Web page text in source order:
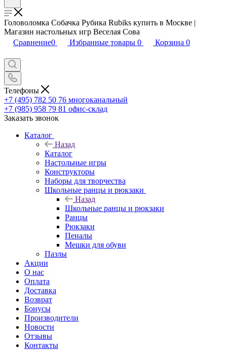
Головоломка Собачка Рубика Rubiks купить в Москве |
Магазин настольных игр Веселая Сова
Сравнение0 Избранные товары 0 Корзина 0
Телефоны
+7 (495) 782 50 76 многоканальный
+7 (985) 958 79 81 офис-склад
Заказать звонок
Каталог
Назад
Каталог
Настольные игры
Конструкторы
Наборы для творчества
Школьные ранцы и рюкзаки
Назад
Школьные ранцы и рюкзаки
Ранцы
Рюкзаки
Пеналы
Мешки для обуви
Пазлы
Акции
О нас
Оплата
Доставка
Возврат
Бонусы
Производители
Новости
Отзывы
Контакты